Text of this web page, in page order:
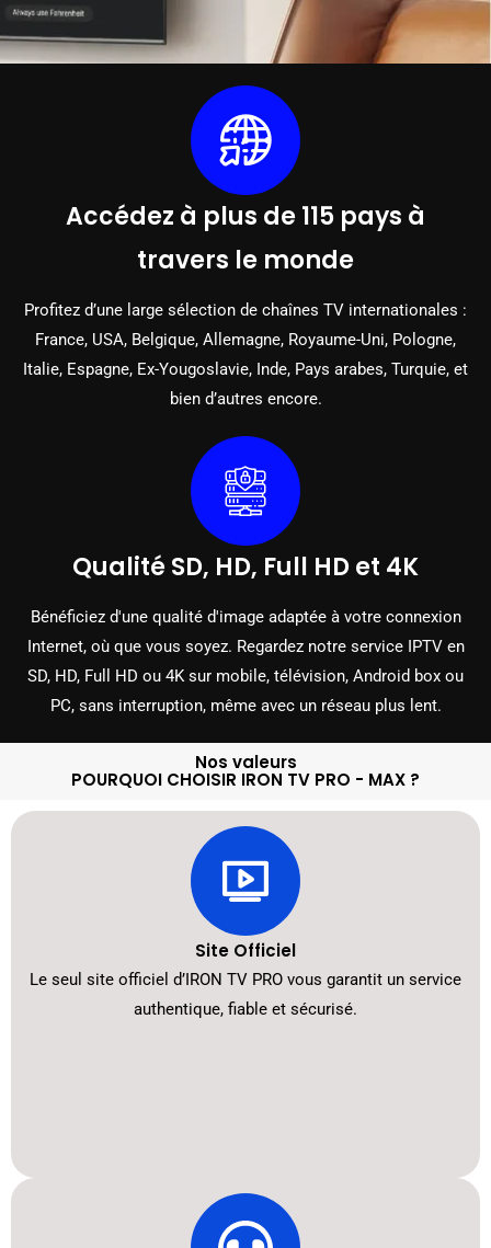
Accédez à plus de 115 pays à
travers le monde
Profitez d’une large sélection de chaînes TV internationales :
France, USA, Belgique, Allemagne, Royaume-Uni, Pologne,
Italie, Espagne, Ex-Yougoslavie, Inde, Pays arabes, Turquie, et
bien d’autres encore.
Qualité SD, HD, Full HD et 4K
Bénéficiez d'une qualité d'image adaptée à votre connexion
Internet, où que vous soyez. Regardez notre service IPTV en
SD, HD, Full HD ou 4K sur mobile, télévision, Android box ou
PC, sans interruption, même avec un réseau plus lent.
Nos valeurs
POURQUOI CHOISIR IRON TV PRO - MAX ?
Site Officiel
Le seul site officiel d’IRON TV PRO vous garantit un service
authentique, fiable et sécurisé.